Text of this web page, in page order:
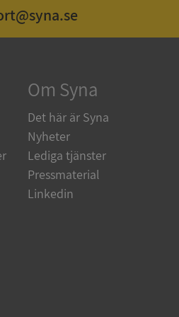
Om Syna
Det här är Syna
Nyheter
Lediga tjänster
Pressmaterial
Linkedin
tillåter
som användarinloggning
kan inte
strikt nödvändiga cookies.
Leverantör
Domän
Microsoft
Corporation